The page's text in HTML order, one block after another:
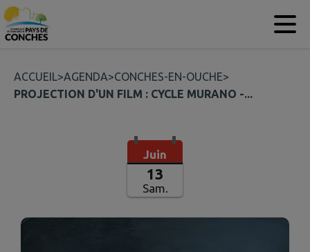
Contenu
ACCUEIL>AGENDA>CONCHES-EN-OUCHE>
PROJECTION D'UN FILM : CYCLE MURANO -...
Juin
13
Sam.